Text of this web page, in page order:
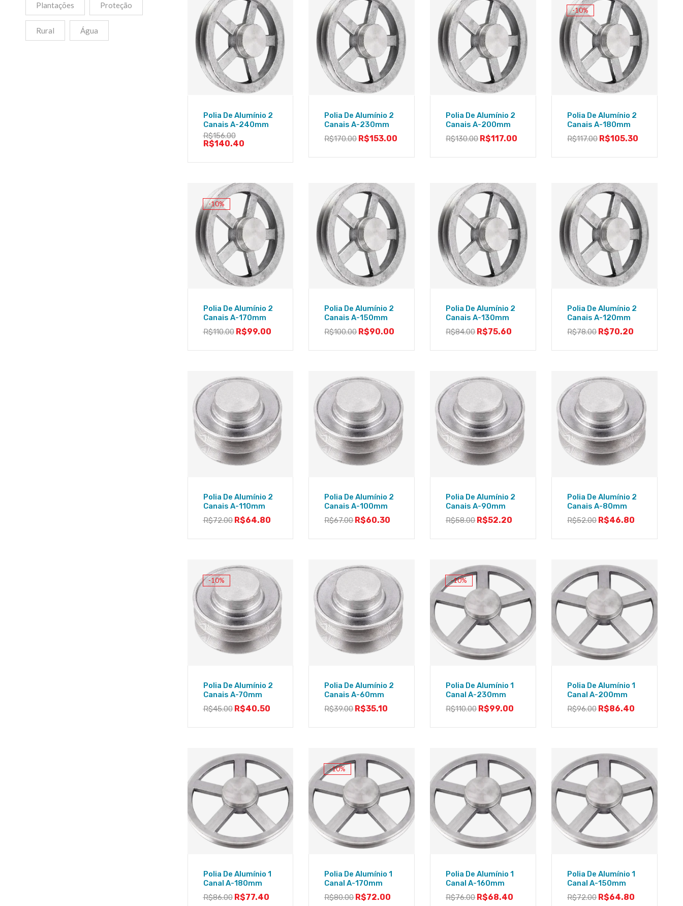
Plantações Proteção
Rural Água
Polia De Alumínio 2
Canais A-240mm
R$156.00
R$140.40
Polia De Alumínio 2
Canais A-230mm
R$170.00 R$153.00
Polia De Alumínio 2
Canais A-200mm
R$130.00 R$117.00
-10%
Polia De Alumínio 2
Canais A-180mm
R$117.00 R$105.30
-10%
Polia De Alumínio 2
Canais A-170mm
R$110.00 R$99.00
Polia De Alumínio 2
Canais A-150mm
R$100.00 R$90.00
Polia De Alumínio 2
Canais A-130mm
R$84.00 R$75.60
Polia De Alumínio 2
Canais A-120mm
R$78.00 R$70.20
Polia De Alumínio 2
Canais A-110mm
R$72.00 R$64.80
Polia De Alumínio 2
Canais A-100mm
R$67.00 R$60.30
Polia De Alumínio 2
Canais A-90mm
R$58.00 R$52.20
Polia De Alumínio 2
Canais A-80mm
R$52.00 R$46.80
-10%
Polia De Alumínio 2
Canais A-70mm
R$45.00 R$40.50
Polia De Alumínio 2
Canais A-60mm
R$39.00 R$35.10
-10%
Polia De Alumínio 1
Canal A-230mm
R$110.00 R$99.00
Polia De Alumínio 1
Canal A-200mm
R$96.00 R$86.40
Polia De Alumínio 1
Canal A-180mm
R$86.00 R$77.40
-10%
Polia De Alumínio 1
Canal A-170mm
R$80.00 R$72.00
Polia De Alumínio 1
Canal A-160mm
R$76.00 R$68.40
Polia De Alumínio 1
Canal A-150mm
R$72.00 R$64.80